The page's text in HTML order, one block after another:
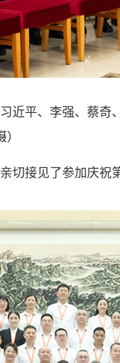
近平、李强、蔡
切接见了参加庆